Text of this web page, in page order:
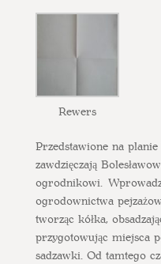
Rewers
Przedstawione na
zawdzięczają
ogrodnikowi.
ogrodownictwa
tworząc kółka,
przygotowując miejsca
sadzawki. Od tamtego